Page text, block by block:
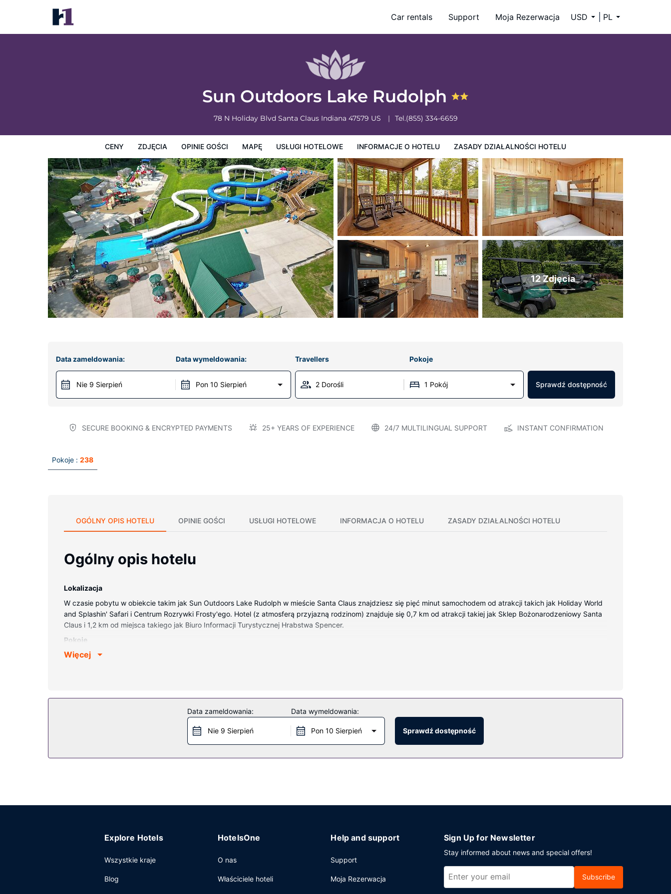
Car rentals Support Moja Rezerwacja USD PL
Sun Outdoors Lake Rudolph
78 N Holiday Blvd Santa Claus Indiana 47579 US Tel.(855) 334-6659
CENY ZDJĘCIA OPINIE GOŚCI MAPĘ USŁUGI HOTELOWE INFORMACJE O HOTELU ZASADY DZIAŁALNOŚCI HOTELU
Sun Outdoors Lake Rudolph
Ceny Zdjęcia Zasady działalności hotelu
12 Zdjęcia
Data zameldowania:
Nie 9 Sierpień
Data wymeldowania:
Pon 10 Sierpień
Travellers Pokoje
2 Dorośli 1 Pokój Sprawdź dostępność
SECURE BOOKING & ENCRYPTED PAYMENTS 25+ YEARS OF EXPERIENCE 24/7 MULTILINGUAL SUPPORT INSTANT CONFIRMATION
Pokoje : 238
OGÓLNY OPIS HOTELU OPINIE GOŚCI USŁUGI HOTELOWE INFORMACJA O HOTELU ZASADY DZIAŁALNOŚCI HOTELU
Ogólny opis hotelu
Lokalizacja
W czasie pobytu w obiekcie takim jak Sun Outdoors Lake Rudolph w mieście Santa Claus znajdziesz się pięć minut samochodem od atrakcji takich jak Holiday World
and Splashin' Safari i Centrum Rozrywki Frosty'ego. Hotel (z atmosferą przyjazną rodzinom) znajduje się 0,7 km od atrakcji takiej jak Sklep Bożonarodzeniowy Santa
Claus i 1,2 km od miejsca takiego jak Biuro Informacji Turystycznej Hrabstwa Spencer.
Pokoje
Poczuj się jak w domu w 238 pokojach, których wyposażenie to kuchnie (lodówka i piekarniki). Bezpłatny bezprzewodowy dostęp do internetu zapewni łączność ze
bezprzewodowy dostęp do internetu, sklepy na miejscu i kominek w holu.
W obiekcie Sun Outdoors Lake Rudolph posiłki serwuje restauracja, a przekąski — bar zakąskowy/delikatesy.
Więcej
Data zameldowania:
Nie 9 Sierpień
Data wymeldowania:
Pon 10 Sierpień Sprawdź dostępność
Explore Hotels
Wszystkie kraje
Blog
HotelsOne
O nas
Właściciele hoteli
Help and support
Support
Moja Rezerwacja
Sign Up for Newsletter
Stay informed about news and special offers!
Subscribe